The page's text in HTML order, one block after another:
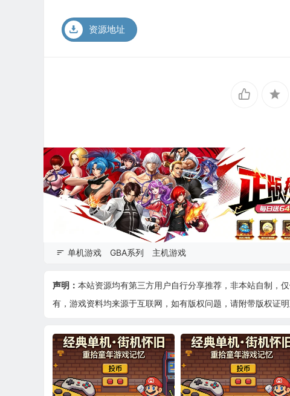
资源地址
单机游戏 GBA系列 主机游戏
声明： 本站资源均有第三方用户自行分享推荐，非本站自制，
有，游戏资料均来源于互联网，如有版权问题，请附带版权证